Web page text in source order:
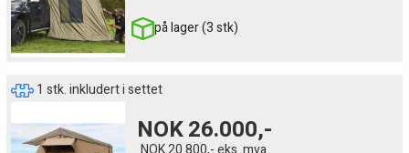
på lager (3 stk)
1 stk. inkludert i settet
NOK26.000,-